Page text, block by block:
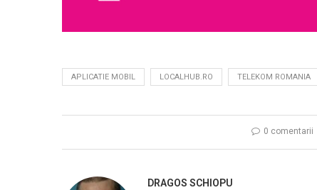
APLICATIE MOBIL LOCALHUB.RO TELEKOM ROMANIA
0 comentarii
DRAGOS SCHIOPU